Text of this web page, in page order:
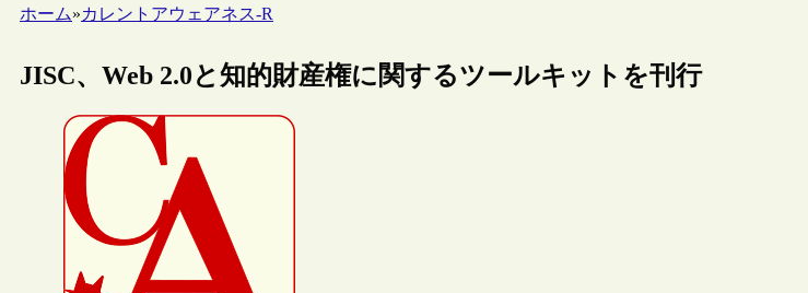
ホーム»カレントアウェアネス-R
JISC、Web 2.0と知的財産権に関するツールキットを刊行